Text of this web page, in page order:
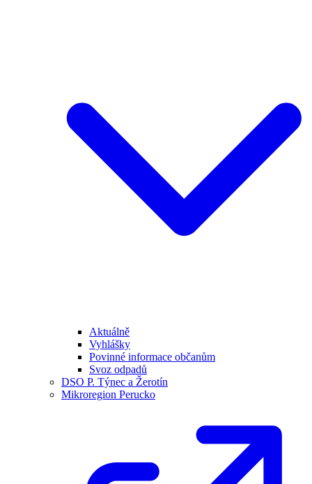
Aktuálně
Vyhlášky
Povinné informace občanům
Svoz odpadů
DSO P. Týnec a Žerotín
Mikroregion Perucko